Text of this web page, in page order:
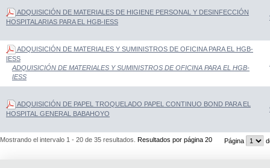
ADQUISICIÓN DE MATERIALES DE HIGIENE PERSONAL Y DESINFECCIÓN
HOSPITALARIAS PARA EL HGB-IESS
ADQUISICIÓN DE MATERIALES Y SUMINISTROS DE OFICINA PARA EL HGB-
IESS
ADQUISICIÓN DE MATERIALES Y SUMINISTROS DE OFICINA PARA EL HGB-
IESS
ADQUISICIÓN DE PAPEL TROQUELADO PAPEL CONTINUO BOND PARA EL
HOSPITAL GENERAL BABAHOYO
Mostrando el intervalo 1 - 20 de 35 resultados. Resultados por página 20 Página